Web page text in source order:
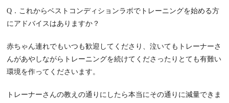
Q．これからベストコンディションラボでトレーニングを始める方
にアドバイスはありますか？
赤ちゃん連れでもいつも歓迎してくださり、泣いてもトレーナーさ
んがあやしながらトレーニングを続けてくださったりとても有難い
環境を作ってくださいます。
トレーナーさんの教えの通りにしたら本当にその通りに減量できま